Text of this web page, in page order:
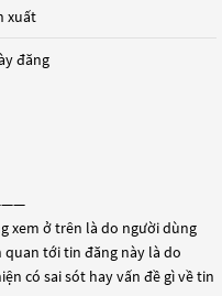
xuất
đăng
xem ở trên là do người dùng
tới tin đăng này là do
có sai sót hay vấn đề gì về tin